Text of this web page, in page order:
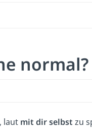
normal?
laut mit dir selbst zu